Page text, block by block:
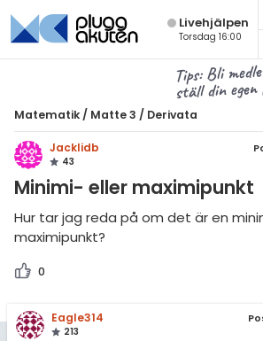
Live­hjälpen
Torsdag 16:00
Tips: Bli
ställ din
Matematik / Matte 3 / Derivata
Jacklidb
43
Minimi- eller maximipunkt
Hur tar jag reda på om det är en
maximipunkt?
0
Eagle314
213
Alla
Alla trådar
7
9
1
3
Matte 3
& Bygg